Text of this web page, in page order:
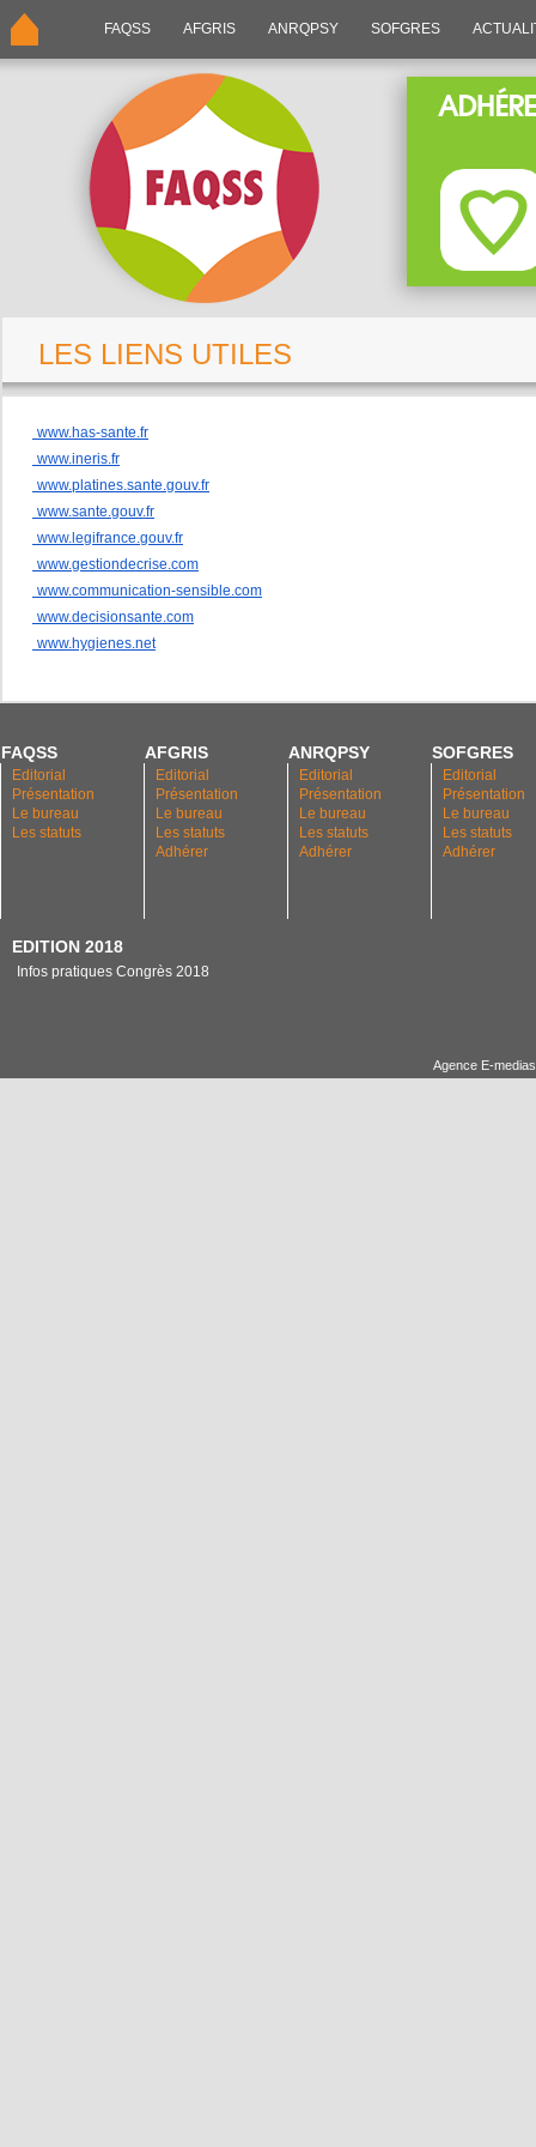
FAQSS AFGRIS ANRQPSY SOFGRES
LES LIENS UTILES
www.has-sante.fr
www.ineris.fr
www.platines.sante.gouv.fr
www.sante.gouv.fr
www.legifrance.gouv.fr
www.gestiondecrise.com
www.communication-sensible.com
www.decisionsante.com
www.hygienes.net
FAQSS AFGRIS ANRQPSY SOFGRES
Editorial
Présentation
Le bureau
Les statuts
Editorial
Présentation
Le bureau
Les statuts
Adhérer
Editorial
Présentation
Le bureau
Les statuts
Adhérer
Editorial
Présentation
Le bureau
Les statuts
Adhérer
EDITION 2018
Infos pratiques Congrès 2018
Agence E-